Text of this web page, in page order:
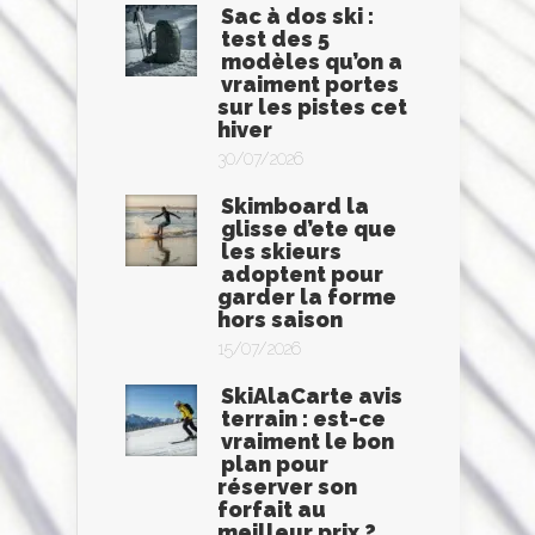
Sac à dos ski :
test des 5
modèles qu’on a
vraiment portes
sur les pistes cet
hiver
30/07/2026
Skimboard la
glisse d’ete que
les skieurs
adoptent pour
garder la forme
hors saison
15/07/2026
SkiAlaCarte avis
terrain : est-ce
vraiment le bon
plan pour
réserver son
forfait au